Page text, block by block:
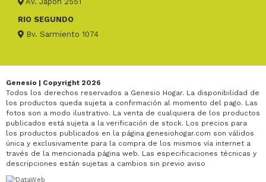
RIO SEGUNDO
Bv. Sarmiento 1074
Genesio | Copyright 2026
Todos los derechos reservados a Genesio Hogar. La disponibilidad de
los productos queda sujeta a confirmación al momento del pago. Las
fotos son a modo ilustrativo. La venta de cualquiera de los productos
publicados está sujeta a la verificación de stock. Los precios para
los productos publicados en la página genesiohogar.com son válidos
única y exclusivamente para la compra de los mismos vía internet a
través de la mencionada página web. Las especificaciones técnicas y
descripciones están sujetas a cambios sin previo aviso